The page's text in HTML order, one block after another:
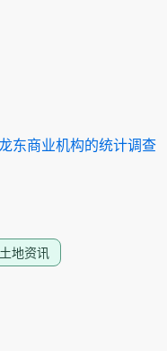
东商业机构的统计调查
地资讯